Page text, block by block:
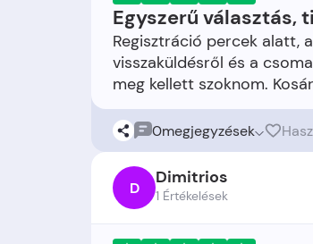
Egyszerű választás,
Regisztráció percek alatt,
visszaküldésről és a
0megjegyzések
D Dimitrios
1 Értékelések